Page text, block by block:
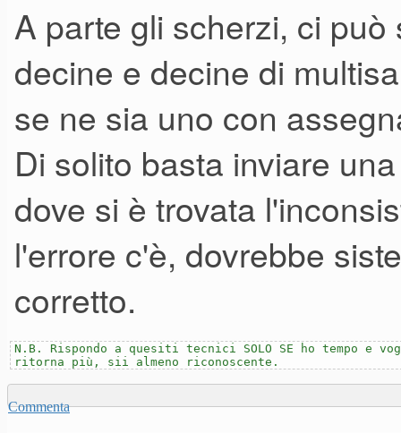
A parte gli scherzi, ci
decine e decine di
se ne sia uno con
Di solito basta inviare
dove si è trovata
l'errore c'è, dovrebbe
corretto.
N.B. Rispondo a quesiti tecnici SOLO SE ho tempo e
ritorna più, sii almeno riconoscente.
Commenta